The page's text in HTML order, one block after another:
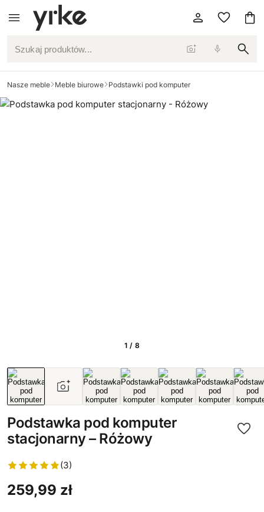
Szukaj produktów...
Nasze meble Meble biurowe Podstawki pod komputer
1 / 8
Podstawka pod komputer
stacjonarny – Różowy
(3)
259,99 zł